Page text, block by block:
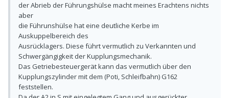
der Abrieb der Führungshülse macht meines Erachtens nichts
aber
die Führunshülse hat eine deutliche Kerbe im
Auskuppelbereich des
Ausrücklagers. Diese führt vermutlich zu Verkannten und
Schwergängigkeit der Kupplungsmechanik.
Das Getriebesteuergerät kann das vermutlich über den
Kupplungszylinder mit dem (Poti, Schleifbahn) G162
feststellen.